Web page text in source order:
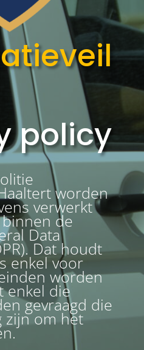
policy
worden
verwerkt
de
Data
Dat houdt
enkel voor
worden
enkel die
gevraagd die
zijn om het